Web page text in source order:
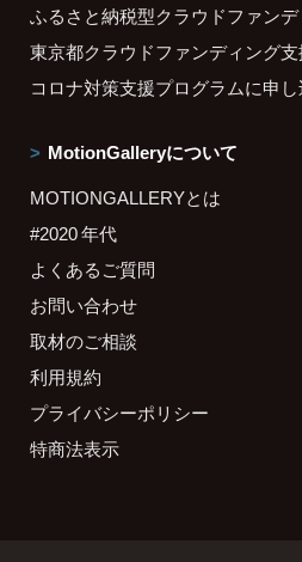
ふるさと納税型クラウドファン
東京都クラウドファンディング
コロナ対策支援プログラムに申
MotionGalleryについて
MOTIONGALLERYとは
#2020 年代
よくあるご質問
お問い合わせ
取材のご相談
利用規約
プライバシーポリシー
特商法表示